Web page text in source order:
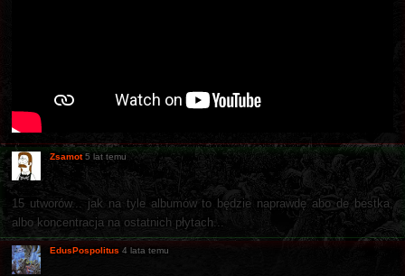
Zsamot 5 lat temu
15 utworów... jak na tyle albumów to będzie naprawdę abo de bestka,
albo koncentracja na ostatnich płytach...
EdusPospolitus 4 lata temu